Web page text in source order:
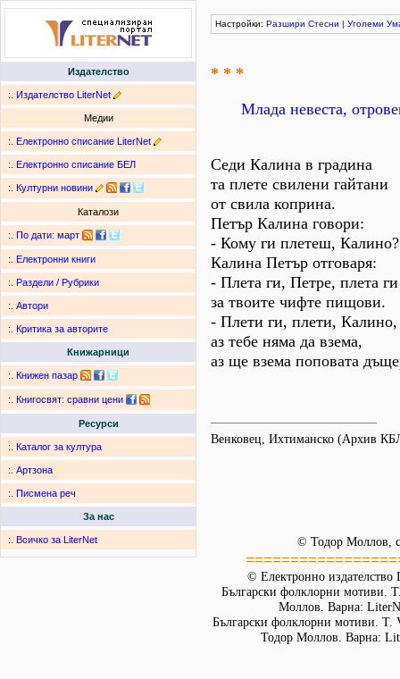
Издателство
:. Издателство LiterNet
Медии
:. Електронно списание LiterNet
:. Електронно списание БЕЛ
:. Културни новини
Каталози
:. По дати: март
:. Електронни книги
:. Раздели / Рубрики
:. Автори
:. Критика за авторите
Книжарници
:. Книжен пазар
:. Книгосвят: сравни цени
Ресурси
:. Каталог за култура
:. Артзона
:. Писмена реч
За нас
:. Всичко за LiterNet
Настройки: Разшири Стесни | Уголеми
* * *
Млада невеста,
Седи Калина в градина
та плете свилени гайтани
от свила коприна.
Петър Калина говори:
- Кому ги плетеш, Калино?
Калина Петър отговаря:
- Плета ги, Петре, плета ги
за твоите чифте пищови.
- Плети ги, плети, Калино,
аз тебе няма да взема,
аз ще взема поповата
Венковец, Ихтиманско (Архив
© Тодор Моллов,
© Електронно издателство
Български фолклорни мотиви.
Моллов. Варна:
Български фолклорни мотиви.
Тодор Моллов. Варна: